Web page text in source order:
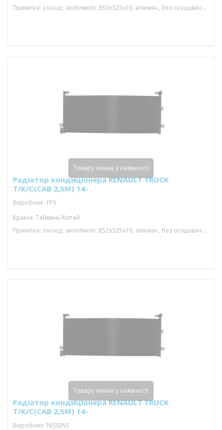
Примітка: з конд.; акпп/мкпп; 852x325x16; алюмін., без осушувача; (12.9 d)
Радіатор кондиціонера RENAULT TRUCK
T/K/C(CAB 2,5M) 14-
Виробник: FPS
Країна: Тайвань/Китай
Примітка: з конд.; акпп/мкпп; 852x325x16; алюмін., без осушувача; (12.9 d)
Товару немає у наявності
Радіатор кондиціонера RENAULT TRUCK
T/K/C(CAB 2,5M) 14-
Виробник: NISSENS
Товару немає у наявності